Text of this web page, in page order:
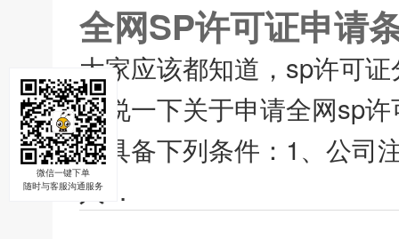
全网SP许可证申请
大家应该都知道，sp许可
来说一下关于申请全网sp
当具备下列条件：1、公司
入...
微信一键下单
随时与客服沟通服务